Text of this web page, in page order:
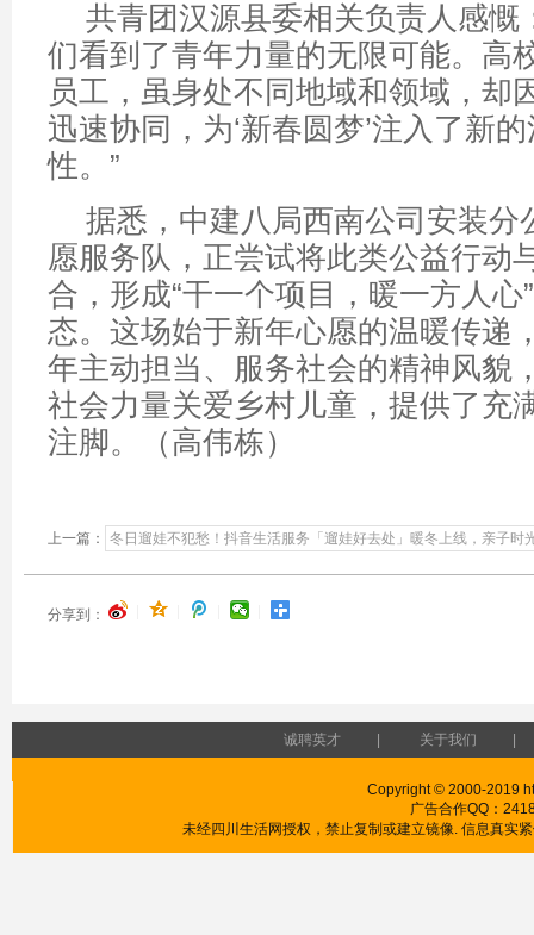
共青团汉源县委相关负责人感慨
们看到了青年力量的无限可能。高
员工，虽身处不同地域和领域，却
迅速协同，为‘新春圆梦’注入了新
性。”
据悉，中建八局西南公司安装分
愿服务队，正尝试将此类公益行动
合，形成“干一个项目，暖一方人心
态。这场始于新年心愿的温暖传递
年主动担当、服务社会的精神风貌
社会力量关爱乡村儿童，提供了充
注脚。（高伟栋）
上一篇： 冬日遛娃不犯愁！抖音生活服务「遛娃好去处」暖冬上线，亲子时
分享到：
诚聘英才 关于我们
Copyright © 2000-2019
广告合作QQ：
未经四川生活网授权，禁止复制或建立镜像. 信息真实